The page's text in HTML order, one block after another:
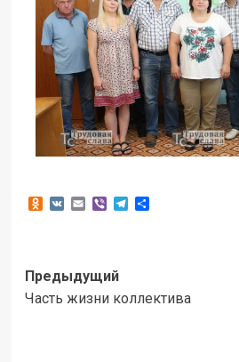
Odnoklassniki
VKEmailViberTelegram
Отправить
Предыдущий
Часть жизни коллектива